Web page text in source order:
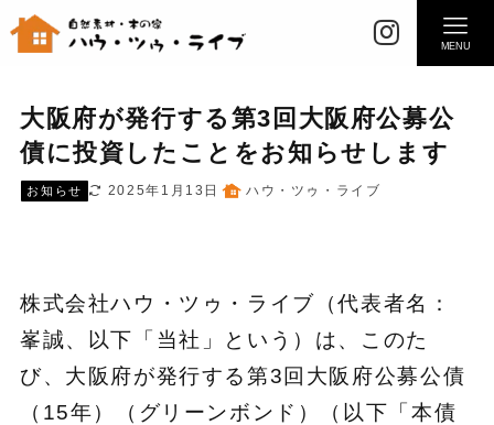
MENU
大阪府が発行する第3回大阪府公募公
債に投資したことをお知らせします
お知らせ 2025年1月13日 ハウ・ツゥ・ライブ
株式会社ハウ・ツゥ・ライブ（代表者名：
峯誠、以下「当社」という）は、このた
び、大阪府が発行する第3回大阪府公募公債
（15年）（グリーンボンド）（以下「本債